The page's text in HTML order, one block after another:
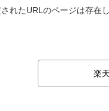
れたURLのページは存在
楽